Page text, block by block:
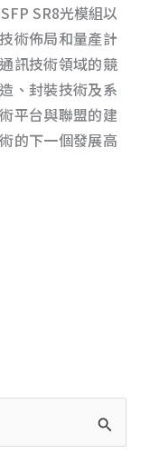
SR8光模組以
術佈局和量產計
訊技術領域的競
、封裝技術及系
平台與聯盟的建
的下一個發展高